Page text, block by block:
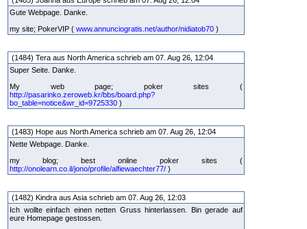
Gute Webpage. Danke.
my site; PokerVIP ( www.annunciogratis.net/author/nidiatob70 )
(1484) Tera aus North America schrieb am 07. Aug 26, 12:04
Super Seite. Danke.
My web page; poker sites (
http://pasarinko.zeroweb.kr/bbs/board.php?
bo_table=notice&wr_id=9725330 )
(1483) Hope aus North America schrieb am 07. Aug 26, 12:04
Nette Webpage. Danke.
my blog; best online poker sites (
http://onolearn.co.il/jono/profile/alfiewaechter77/ )
(1482) Kindra aus Asia schrieb am 07. Aug 26, 12:03
Ich wollte einfach einen netten Gruss hinterlassen. Bin gerade auf
eure Homepage gestossen.